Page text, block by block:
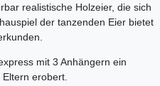
realistische Holzeier, die sich
der tanzenden Eier bietet
mit 3 Anhängern ein
erobert.